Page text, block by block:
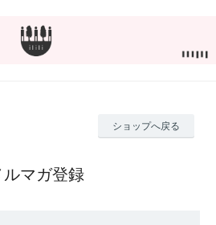
ショップへ戻る
ルマガ登録